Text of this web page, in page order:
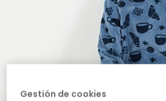
Gestión de cookies